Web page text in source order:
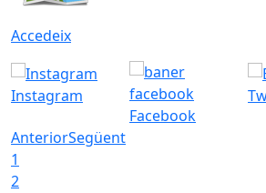
Accedeix
Instagram
Facebook
AnteriorSegüent
1
2